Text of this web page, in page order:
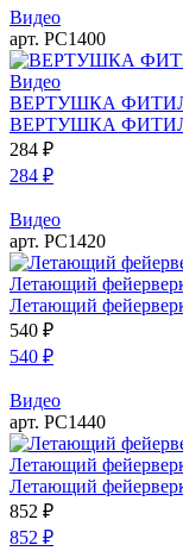
Видео
арт. РС1400
Видео
ВЕРТУШКА
ВЕРТУШКА
284 ₽
284 ₽
Видео
арт. РС1420
Летающий
Летающий
540 ₽
540 ₽
Видео
арт. РС1440
Летающий
Летающий
852 ₽
852 ₽